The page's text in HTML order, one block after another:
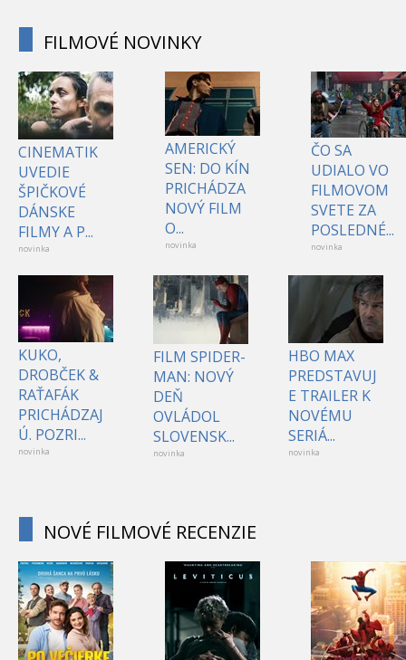
FILMOVÉ NOVINKY
CINEMATIK
UVEDIE
ŠPIČKOVÉ
DÁNSKE
FILMY A P...
novinka
AMERICKÝ
SEN: DO KÍN
PRICHÁDZA
NOVÝ FILM
O...
novinka
ČO SA
UDIALO VO
FILMOVOM
SVETE ZA
POSLEDNÉ...
novinka
KUKO,
DROBČEK &
RAŤAFÁK
PRICHÁDZAJ
Ú. POZRI...
novinka
FILM SPIDER-
MAN: NOVÝ
DEŇ
OVLÁDOL
SLOVENSK...
novinka
HBO MAX
PREDSTAVUJ
E TRAILER K
NOVÉMU
SERIÁ...
novinka
NOVÉ FILMOVÉ RECENZIE